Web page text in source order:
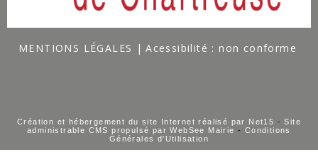
MENTIONS LÉGALES Acessibilité : non conforme
Création et hébergement du site Internet réalisé par Net15 -Site
administrable CMS propulsé par WebSee Mairie - Conditions
Générales d'Utilisation